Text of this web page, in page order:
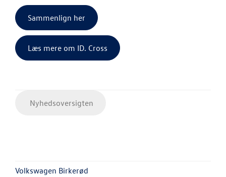
Sammenlign her
Læs mere om ID. Cross
Nyhedsoversigten
Volkswagen Birkerød